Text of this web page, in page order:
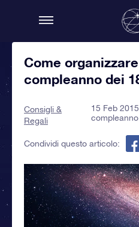
Come
compleanno dei
Consigli &
Regali
15 Feb
compleanno
Condividi questo articolo: